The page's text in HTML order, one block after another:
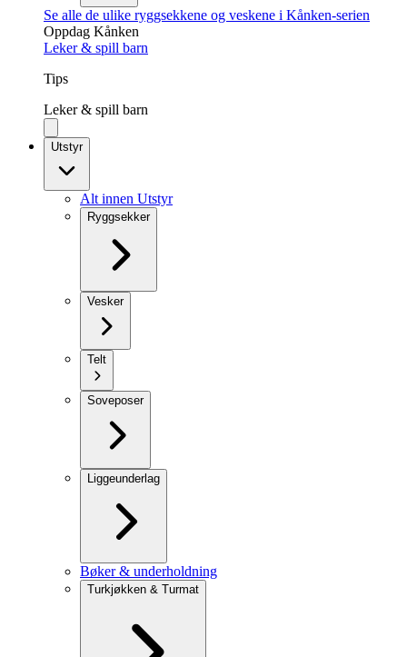
Se alle de ulike ryggsekkene og veskene i Kånken-serien
Oppdag Kånken
Leker & spill barn
Tips
Leker & spill barn
Utstyr
Alt innen Utstyr
Ryggsekker
Vesker
Telt
Soveposer
Liggeunderlag
Bøker & underholdning
Turkjøkken & Turmat